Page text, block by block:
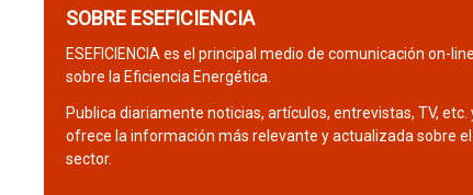
SOBRE ESEFICIENCIA
ESEFICIENCIA es el principal medio de comunicación on-line
sobre la Eficiencia Energética.
Publica diariamente noticias, artículos, entrevistas, TV, etc.
ofrece la información más relevante y actualizada sobre el
sector.